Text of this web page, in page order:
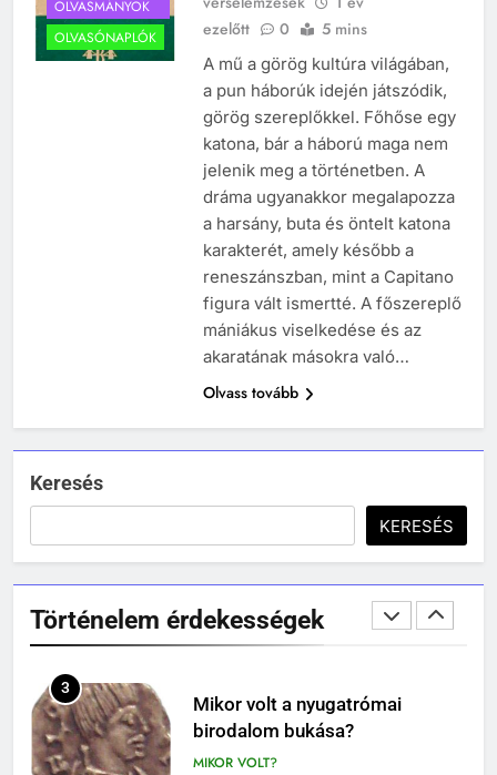
OLVASMÁNYOK
OLVASÓNAPLÓK
ezelőtt
0 5 mins
A mű a görög kultúra világában,
a pun háborúk idején játszódik,
görög szereplőkkel. Főhőse egy
katona, bár a háború maga nem
jelenik meg a történetben. A
dráma ugyanakkor megalapozza
a harsány, buta és öntelt katona
karakterét, amely később a
reneszánszban, mint a Capitano
figura vált ismertté. A főszereplő
mániákus viselkedése és az
akaratának másokra való…
Olvass tovább
Keresés
KERESÉS
Történelem érdekességek
KIK VOLTAK?
TÖRTÉNELEM ÉRDEKESSÉGEK
A középkor titkai: Mi rejtőzött a
várak falai mögött?
MIKOR VOLT?
TÖRTÉNELEM ÉRDEKESSÉGEK
Mikor volt a római birodalom
bukása, és mi történt utána?
MIKOR VOLT?
TÖRTÉNELEM ÉRDEKESSÉGEK
Ki volt Zeusz?
KIK VOLTAK?
2
TÖRTÉNELEM ÉRDEKESSÉGEK
3
Mikor volt a nyugatrómai
birodalom bukása?
MIKOR VOLT?
Gárdonyi Géza: Az egri csillagok
5-8. OSZTÁLY 6. OSZTÁLY OLVASÓNAPLÓ
olvasónapló
12. OSZTÁLY OLVASÓNAPLÓ
9-12. OSZTÁLY OLVASÓNAPLÓ